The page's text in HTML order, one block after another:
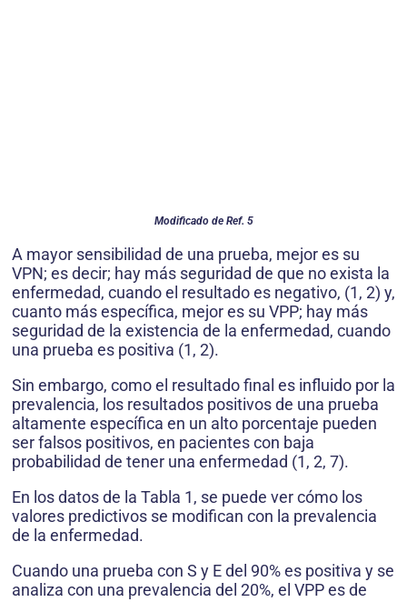
Modificado de Ref. 5
A mayor sensibilidad de una prueba, mejor es su
VPN; es decir; hay más seguridad de que no exista la
enfermedad, cuando el resultado es negativo, (1, 2) y,
cuanto más específica, mejor es su VPP; hay más
seguridad de la existencia de la enfermedad, cuando
una prueba es positiva (1, 2).
Sin embargo, como el resultado final es influido por la
prevalencia, los resultados positivos de una prueba
altamente específica en un alto porcentaje pueden
ser falsos positivos, en pacientes con baja
probabilidad de tener una enfermedad (1, 2, 7).
En los datos de la Tabla 1, se puede ver cómo los
valores predictivos se modifican con la prevalencia
de la enfermedad.
Cuando una prueba con S y E del 90% es positiva y se
analiza con una prevalencia del 20%, el VPP es de